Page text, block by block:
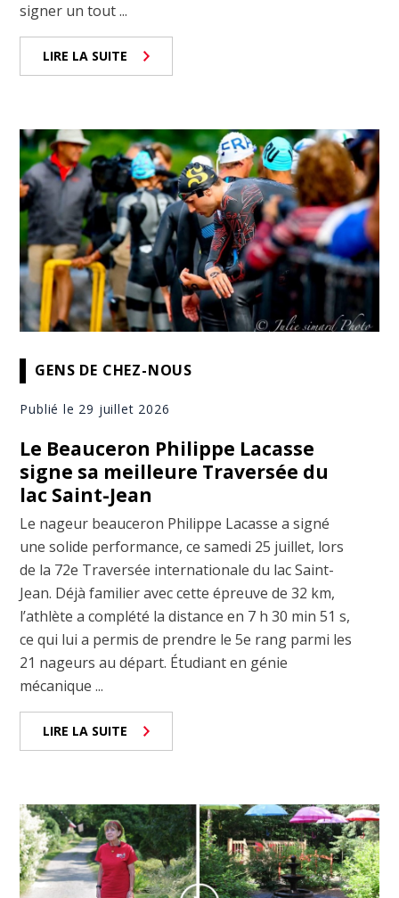
signer un tout ...
LIRE LA SUITE
GENS DE CHEZ-NOUS
Publié le 29 juillet 2026
Le Beauceron Philippe Lacasse
signe sa meilleure Traversée du
lac Saint-Jean
Le nageur beauceron Philippe Lacasse a signé
une solide performance, ce samedi 25 juillet, lors
de la 72e Traversée internationale du lac Saint-
Jean. Déjà familier avec cette épreuve de 32 km,
l’athlète a complété la distance en 7 h 30 min 51 s,
ce qui lui a permis de prendre le 5e rang parmi les
21 nageurs au départ. Étudiant en génie
mécanique ...
LIRE LA SUITE